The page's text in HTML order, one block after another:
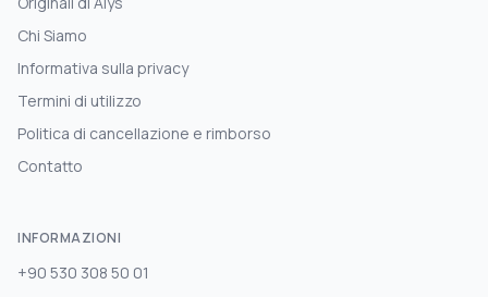
Chi Siamo
Informativa sulla privacy
Termini di utilizzo
Politica di cancellazione e rimborso
Contatto
INFORMAZIONI
+90 530 308 50 01